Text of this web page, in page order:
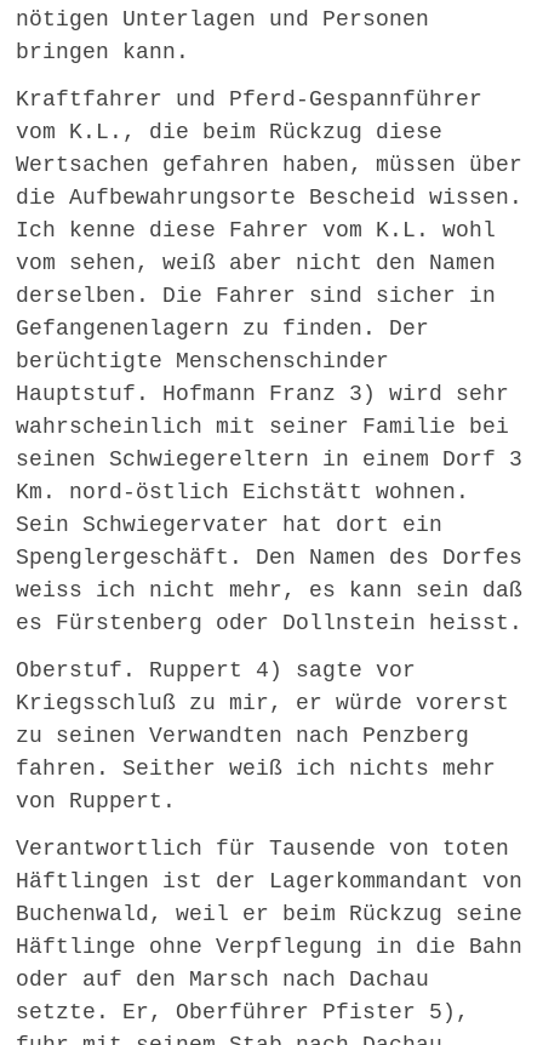
nötigen Unterlagen und Personen
bringen kann.
Kraftfahrer und Pferd-Gespannführer
vom K.L., die beim Rückzug diese
Wertsachen gefahren haben, müssen über
die Aufbewahrungsorte Bescheid wissen.
Ich kenne diese Fahrer vom K.L. wohl
vom sehen, weiß aber nicht den Namen
derselben. Die Fahrer sind sicher in
Gefangenenlagern zu finden. Der
berüchtigte Menschenschinder
Hauptstuf. Hofmann Franz 3) wird sehr
wahrscheinlich mit seiner Familie bei
seinen Schwiegereltern in einem Dorf 3
Km. nord-östlich Eichstätt wohnen.
Sein Schwiegervater hat dort ein
Spenglergeschäft. Den Namen des Dorfes
weiss ich nicht mehr, es kann sein daß
es Fürstenberg oder Dollnstein heisst.
Oberstuf. Ruppert 4) sagte vor
Kriegsschluß zu mir, er würde vorerst
zu seinen Verwandten nach Penzberg
fahren. Seither weiß ich nichts mehr
von Ruppert.
Verantwortlich für Tausende von toten
Häftlingen ist der Lagerkommandant von
Buchenwald, weil er beim Rückzug seine
Häftlinge ohne Verpflegung in die Bahn
oder auf den Marsch nach Dachau
setzte. Er, Oberführer Pfister 5),